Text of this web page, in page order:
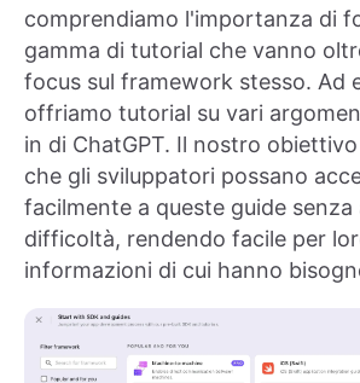
comprendiamo l'importanza di
gamma di tutorial che vanno
focus sul framework stesso. Ad
offriamo tutorial su vari
in di ChatGPT. Il nostro
che gli sviluppatori possano
facilmente a queste guide senza
difficoltà, rendendo facile per
informazioni di cui hanno